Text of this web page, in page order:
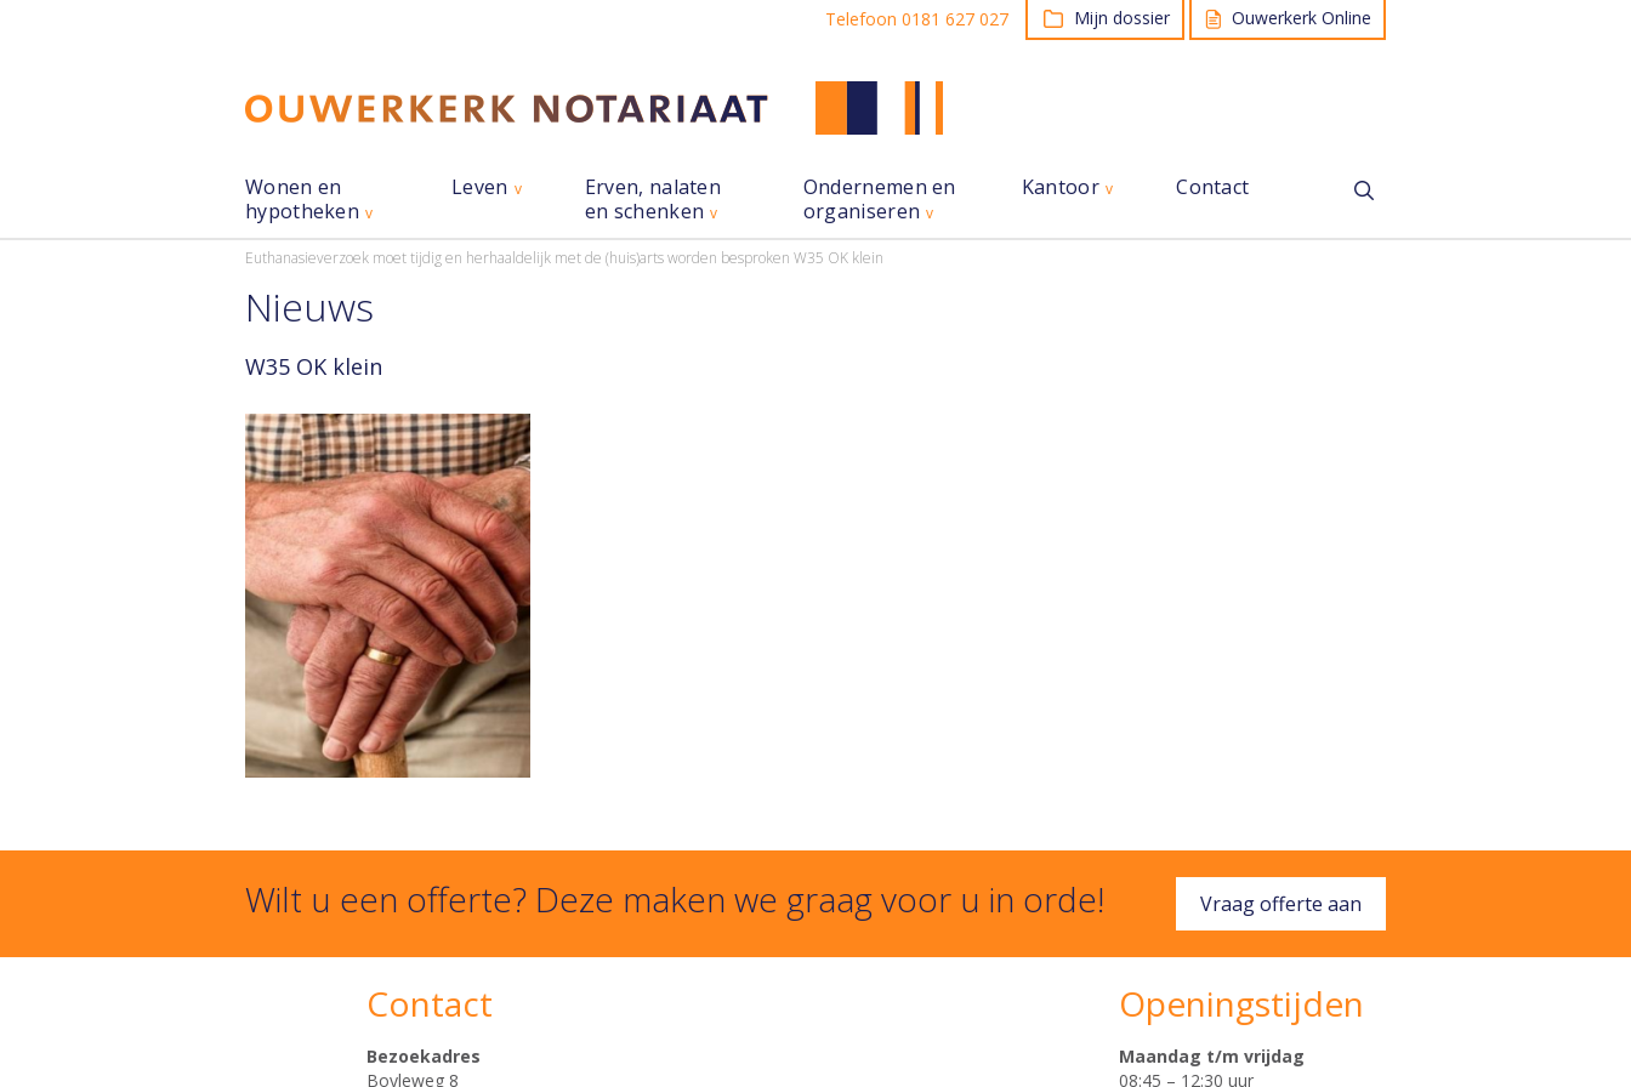
Telefoon 0181 627 027 Mijn dossier Ouwerkerk Online
Wonen en
hypotheken
Leven
Erven, nalaten
en schenken
Ondernemen en
organiseren
Kantoor Contact
Euthanasieverzoek moet tijdig en herhaaldelijk met de (huis)arts worden besproken W35 OK klein
Nieuws
W35 OK klein
Wilt u een offerte? Deze maken we graag voor u in orde! Vraag offerte aan
Contact
Bezoekadres
Boyleweg 8
Openingstijden
Maandag t/m vrijdag
08:45 – 12:30 uur